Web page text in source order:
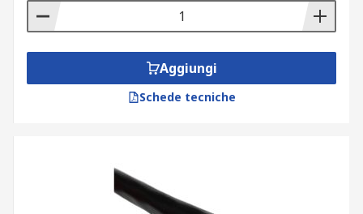
Aggiungi
Schede tecniche